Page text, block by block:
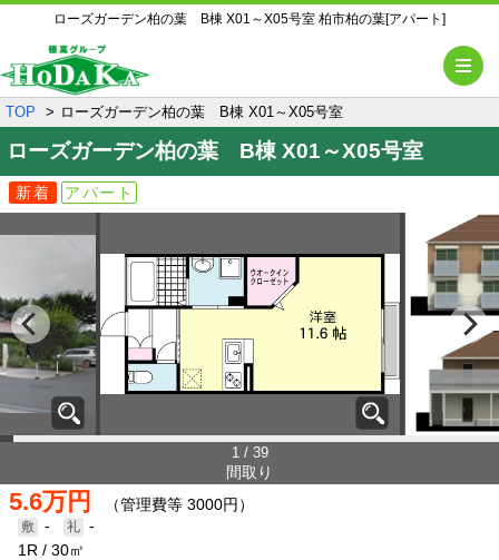
ローズガーデン柏の葉 B棟 X01～X05号室 柏市柏の葉[アパート]
TOP ローズガーデン柏の葉 B棟 X01～X05号室
ローズガーデン柏の葉 B棟 X01～X05号室
新着 アパート
1 / 39
間取り
5.6万円 （管理費等 3000円）
-
-
1R
30㎡